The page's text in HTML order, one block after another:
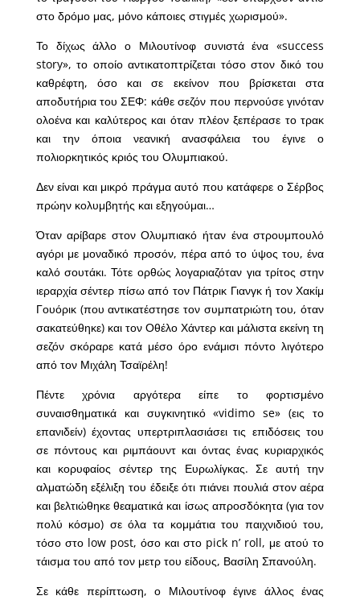
στο δρόμο μας, μόνο κάποιες στιγμές χωρισμού».
Το δίχως άλλο ο Μιλουτίνοφ συνιστά ένα «success
story», το οποίο αντικατοπτρίζεται τόσο στον δικό του
καθρέφτη, όσο και σε εκείνον που βρίσκεται στα
αποδυτήρια του ΣΕΦ: κάθε σεζόν που περνούσε γινόταν
ολοένα και καλύτερος και όταν πλέον ξεπέρασε το τρακ
και την όποια νεανική ανασφάλεια του έγινε ο
πολιορκητικός κριός του Ολυμπιακού.
Δεν είναι και μικρό πράγμα αυτό που κατάφερε ο Σέρβος
πρώην κολυμβητής και εξηγούμαι…
Όταν αρίβαρε στον Ολυμπιακό ήταν ένα στρουμπουλό
αγόρι με μοναδικό προσόν, πέρα από το ύψος του, ένα
καλό σουτάκι. Τότε ορθώς λογαριαζόταν για τρίτος στην
ιεραρχία σέντερ πίσω από τον Πάτρικ Γιανγκ ή τον Χακίμ
Γουόρικ (που αντικατέστησε τον συμπατριώτη του, όταν
σακατεύθηκε) και τον Οθέλο Χάντερ και μάλιστα εκείνη τη
σεζόν σκόραρε κατά μέσο όρο ενάμισι πόντο λιγότερο
από τον Μιχάλη Τσαϊρέλη!
Πέντε χρόνια αργότερα είπε το φορτισμένο
συναισθηματικά και συγκινητικό «vidimo se» (εις το
επανιδείν) έχοντας υπερτριπλασιάσει τις επιδόσεις του
σε πόντους και ριμπάουντ και όντας ένας κυριαρχικός
και κορυφαίος σέντερ της Ευρωλίγκας. Σε αυτή την
αλματώδη εξέλιξη του έδειξε ότι πιάνει πουλιά στον αέρα
και βελτιώθηκε θεαματικά και ίσως απροσδόκητα (για τον
πολύ κόσμο) σε όλα τα κομμάτια του παιχνιδιού του,
τόσο στο low post, όσο και στο pick n’ roll, με ατού το
τάισμα του από τον μετρ του είδους, Βασίλη Σπανούλη.
Σε κάθε περίπτωση, ο Μιλουτίνοφ έγινε άλλος ένας